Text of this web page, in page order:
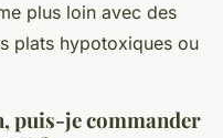
plus loin avec des
plats hypotoxiques ou
puis-je commander